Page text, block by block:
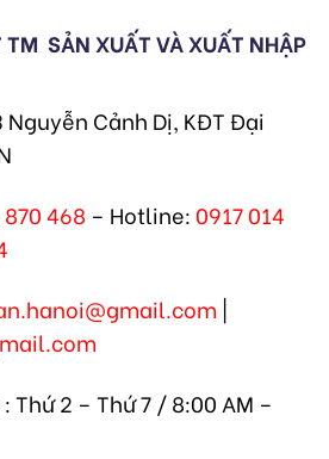
TM SẢN XUẤT VÀ XUẤT NHẬP
Nguyễn Cảnh Dị, KĐT Đại
468 – Hotline: 0917 014
|
: Thứ 2 – Thứ 7 / 8:00 AM –